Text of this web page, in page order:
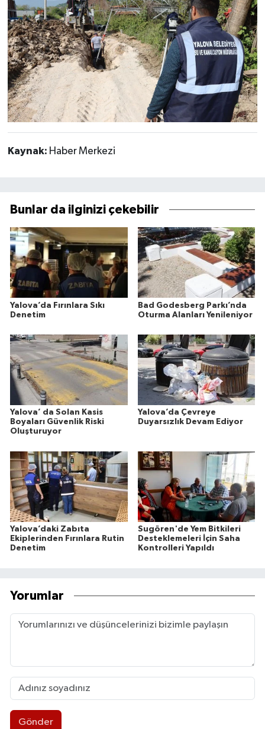
Kaynak: Haber Merkezi
Bunlar da ilginizi çekebilir
Yalova’da Fırınlara Sıkı
Denetim
Bad Godesberg Parkı’nda
Oturma Alanları Yenileniyor
Yalova’ da Solan Kasis
Boyaları Güvenlik Riski
Oluşturuyor
Yalova’da Çevreye
Duyarsızlık Devam Ediyor
Yalova’daki Zabıta
Ekiplerinden Fırınlara Rutin
Denetim
Sugören'de Yem Bitkileri
Desteklemeleri İçin Saha
Kontrolleri Yapıldı
Yorumlar
Gönder